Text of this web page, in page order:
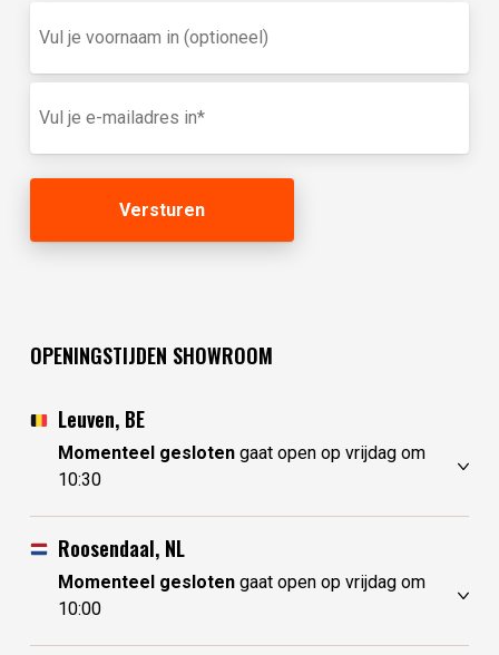
je
in
(optioneel)
mailadres
OPENINGSTIJDEN SHOWROOM
Leuven, BE
Momenteel geslotengaat open op vrijdag om
10:30
donderdag
10:30 - 17:30
vrijdag
zaterdag
10:30 - 17:30
zondag
Roosendaal, NL
Momenteel geslotengaat open op vrijdag om
10:00
donderdag
10:00 - 17:30